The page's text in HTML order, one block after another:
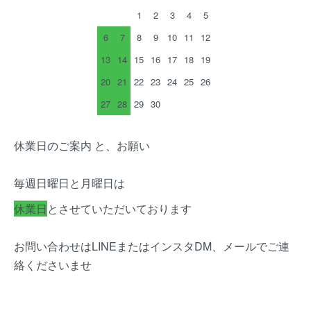
1
2 3 4
5
6
7 8 9 10 11
12
13 14 15 16 17 18 19
20 21 22 23 24 25 26
27 28 29 30
休業日のご案内 と、お願い
毎週日曜日と月曜日は
休業日 とさせていただいております
お問い合わせはLINEまたはインスタDM、メールでご連
絡くださいませ